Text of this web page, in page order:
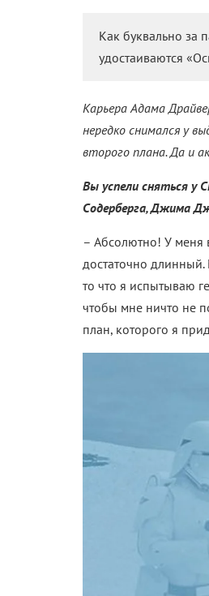
Как буквально за
удостаиваются
Карьера Адама
нередко снимался у
второго плана. Да и
Вы успели сняться у
Содерберга, Джима
– Абсолютно! У меня
достаточно длинный.
то что я испытываю
чтобы мне ничто не
план, которого я